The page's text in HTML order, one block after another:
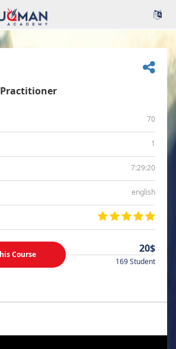
70
1
7:29:20
english
Course 20$
169 Student